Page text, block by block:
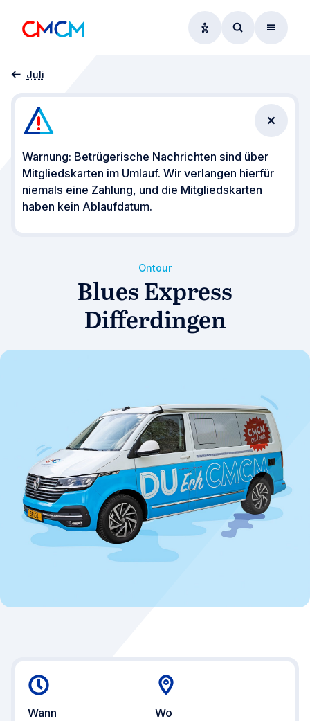
Optionen zur
Zum Menü
Startseite
Veranstaltungen
CMCM on Tour
Juli
Blues Express Differdingen
Warnung: Betrügerische Nachrichten sind über
Mitgliedskarten im Umlauf. Wir verlangen hierfür
niemals eine Zahlung, und die Mitgliedskarten
haben kein Ablaufdatum.
Ontour
Blues Express
Differdingen
Wann Wo